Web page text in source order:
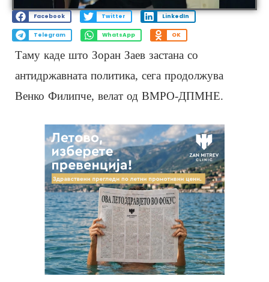
Facebook Twitter LinkedIn
Telegram WhatsApp OK
Таму каде што Зоран Заев застана со
антидржавната политика, сега продолжува
Венко Филипче, велат од ВМРО-ДПМНЕ.